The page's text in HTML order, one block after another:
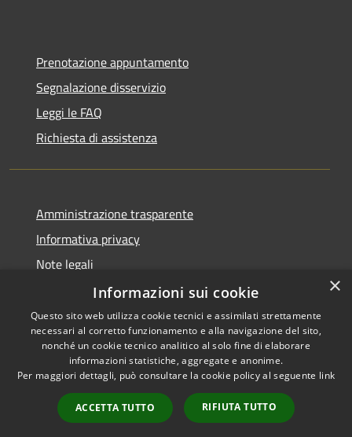
Prenotazione appuntamento
Segnalazione disservizio
Leggi le FAQ
Richiesta di assistenza
Amministrazione trasparente
Informativa privacy
Note legali
Dichiarazione di accessibilità
RSS
Accessibilità
Copyright © 2026 • Comune di
Signa • Powered by
Municipium•
Accesso
redazione
×
Informazioni sui cookie
Questo sito web utilizza cookie tecnici e assimilati strettamente
necessari al corretto funzionamento e alla navigazione del sito,
nonché un cookie tecnico analitico al solo fine di elaborare
informazioni statistiche, aggregate e anonime.
Per maggiori dettagli, può consultare la cookie policy al seguente link
ACCETTA TUTTO RIFIUTA TUTTO